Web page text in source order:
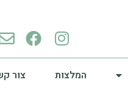
המלצות צור